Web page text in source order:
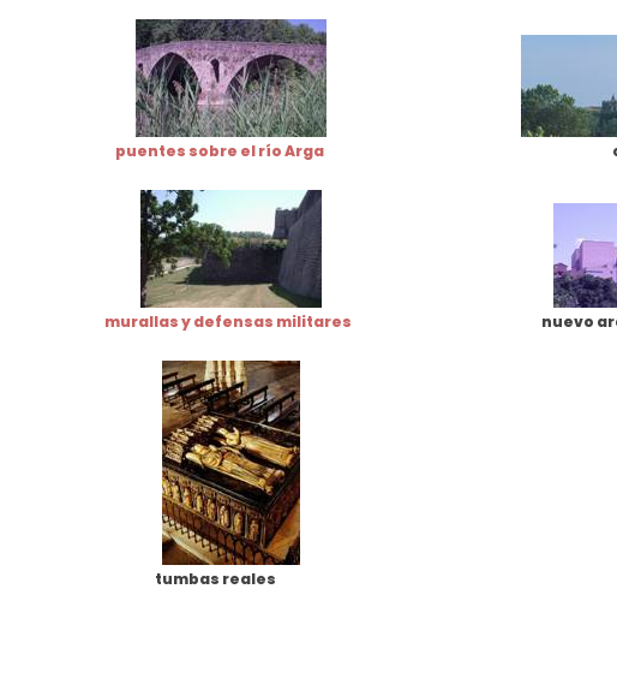
puentes sobre el río Arga
murallas y defensas militares nuevo
tumbas reales